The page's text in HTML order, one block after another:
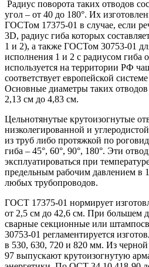
Радиус поворота таких отводов
угол – от 40 до 180°. Их
ГОСТом 17375-01 в случае, если
3D, радиус гиба которых
1 и 2), а также ГОСТом 30753-01
исполнения 1 и 2 с радиусом гиба
используется на территории РФ
соответствует европейской
Основные диаметры таких
2,13 см до 4,83 см.
Цельнотянутые крутоизогнутые
низколегированной и
из труб либо протяжкой по
гиба – 45°, 60°, 90°, 180°. Эти
эксплуатироваться при
предельным рабочим давлением в
любых трубопроводов.
ГОСТ 17375-01 нормирует
от 2,5 см до 42,6 см. При большем
сварные секционные или
30753-01 регламентируется
в 530, 630, 720 и 820 мм. Из
97 выпускают крутоизогнутую